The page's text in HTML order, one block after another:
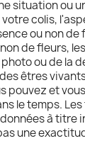
situation ou
colis,
ou non de
de fleurs,
ou de la
êtres
pouvez et
le temps.
à titre
une